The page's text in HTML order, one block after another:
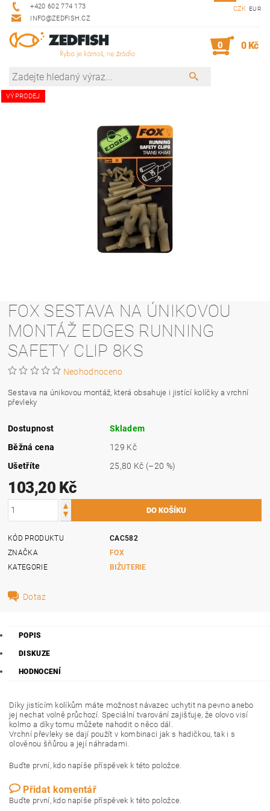
+420 602 774 173
INFO@ZEDFISH.CZ
CZK EUR
0 0 Kč
VÝPRODEJ
FOX SESTAVA NA ÚNIKOVOU
MONTÁŽ EDGES RUNNING
SAFETY CLIP 8KS
Neohodnoceno
Sestava na únikovou montáž, která obsahuje i jistící kolíčky a vrchní
převleky
Dostupnost
Skladem
Běžná cena
129 Kč
Ušetříte
25,80 Kč (–20 %)
103,20 Kč
KÓD PRODUKTU
CAC582
ZNAČKA
FOX
KATEGORIE
BIŽUTERIE
Dotaz
POPIS
DISKUZE
HODNOCENÍ
Díky jistícím kolíkům máte možnost návazec uchytit na pevno anebo
jej nechat volně průchozí. Speciální tvarování zajišťuje, že olovo visí
kolmo a díky tomu můžete nahodit o něco dál.
Vrchní převleky se dají použít v kombinaci jak s hadičkou, tak i s
olověnou šňůrou a její náhradami.
Buďte první, kdo napíše příspěvek k této položce.
Přidat komentář
Buďte první, kdo napíše příspěvek k této položce.